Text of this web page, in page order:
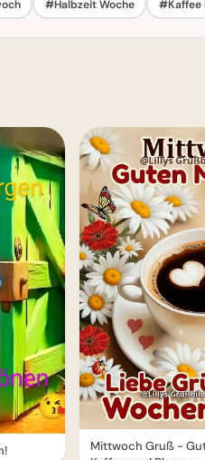
#Halbzeit Woche #Kaffee
Mittwoch Gruß -